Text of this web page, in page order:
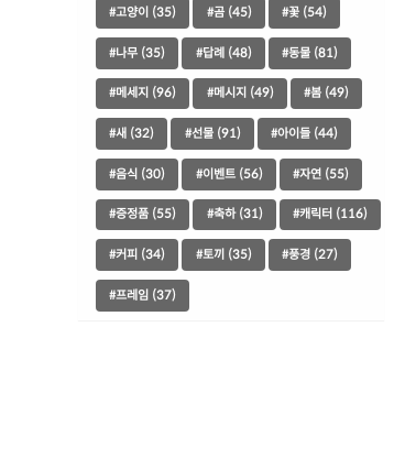
#고양이 (35) #곰 (45) #꽃 (54)
#나무 (35) #답례 (48) #동물 (81)
#메세지 (96) #메시지 (49) #봄 (49)
#새 (32) #선물 (91) #아이들 (44)
#음식 (30) #이벤트 (56) #자연 (55)
#증정품 (55) #축하 (31) #캐릭터 (116)
#커피 (34) #토끼 (35) #풍경 (27)
#프레임 (37)